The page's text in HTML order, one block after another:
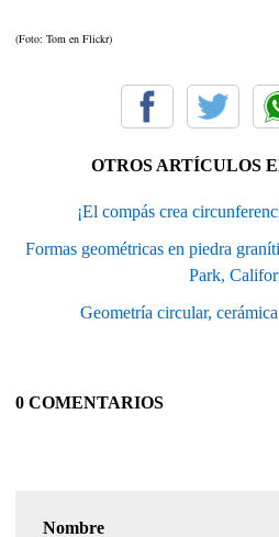
(Foto: Tom en Flickr)
OTROS ARTÍCULOS
¡El compás crea
Formas geométricas en piedra
Park,
Geometría circular,
0 COMENTARIOS
Nombre